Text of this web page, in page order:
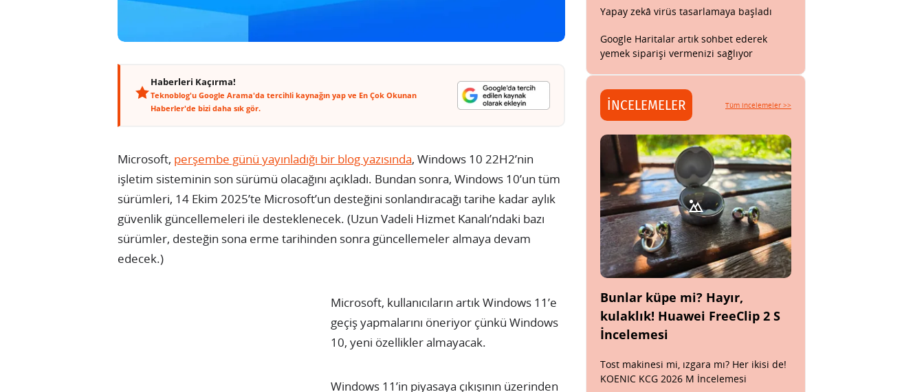
Haberleri Kaçırma!
Teknoblog'u Google Arama'da tercihli kaynağın yap ve En Çok Okunan
Haberler'de bizi daha sık gör.
Microsoft, perşembe günü yayınladığı bir blog yazısında, Windows 10 22H2’nin
işletim sisteminin son sürümü olacağını açıkladı. Bundan sonra, Windows 10’un tüm
sürümleri, 14 Ekim 2025’te Microsoft’un desteğini sonlandıracağı tarihe kadar aylık
güvenlik güncellemeleri ile desteklenecek. (Uzun Vadeli Hizmet Kanalı’ndaki bazı
sürümler, desteğin sona erme tarihinden sonra güncellemeler almaya devam
edecek.)
Microsoft, kullanıcıların artık Windows 11’e
geçiş yapmalarını öneriyor çünkü Windows
10, yeni özellikler almayacak.
Windows 11’in piyasaya çıkışının üzerinden
Yapay zekâ virüs tasarlamaya başladı
Google Haritalar artık sohbet ederek
yemek siparişi vermenizi sağlıyor
İNCELEMELER Tüm incelemeler >>
Bunlar küpe mi? Hayır,
kulaklık! Huawei FreeClip 2 S
İncelemesi
Tost makinesi mi, ızgara mı? Her ikisi de!
KOENIC KCG 2026 M İncelemesi